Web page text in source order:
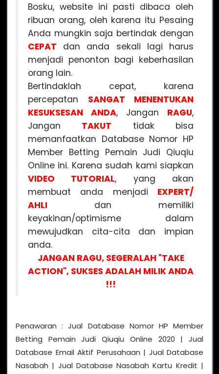
Bosku, website ini pasti dibaca oleh
ribuan orang, oleh karena itu Pesaing
Anda mungkin saja bertindak dengan
CEPAT dan anda sekali lagi harus
menjadi penonton bagi keberhasilan
orang lain.
Bertindaklah cepat, karena
percepatan SANGAT MENENTUKAN
KESUKSESAN ANDA, Jangan RAGU,
Jangan TAKUT tidak bisa
memanfaatkan Database Nomor HP
Member Betting Pemain Judi Qiuqiu
Online ini. Karena sudah kami siapkan
VIDEO
TUTORIAL, yang akan
membuat anda menjadi EXPERT/
AHLI dan memiliki
keyakinan/optimisme dalam
mewujudkan cita-cita dan impian
anda.
JANGAN RAGU, SEGERALAH "TAKE
ACTION", SUKSES ADALAH MILIK ANDA
!!!
Penawaran : Jual Database Nomor HP Member
Betting Pemain Judi Qiuqiu Online 2020 | Jual
Database Email Aktif Perusahaan | Jual Database
Nasabah | Jual Database Nasabah Kartu Kredit |